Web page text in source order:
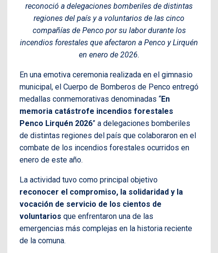
reconoció a delegaciones bomberiles de distintas
regiones del país y a voluntarios de las cinco
compañías de Penco por su labor durante los
incendios forestales que afectaron a Penco y Lirquén
en enero de 2026.
En una emotiva ceremonia realizada en el gimnasio
municipal, el Cuerpo de Bomberos de Penco entregó
medallas conmemorativas denominadas “En
memoria catástrofe incendios forestales
Penco Lirquén 2026” a delegaciones bomberiles
de distintas regiones del país que colaboraron en el
combate de los incendios forestales ocurridos en
enero de este año.
La actividad tuvo como principal objetivo
reconocer el compromiso, la solidaridad y la
vocación de servicio de los cientos de
voluntarios que enfrentaron una de las
emergencias más complejas en la historia reciente
de la comuna.